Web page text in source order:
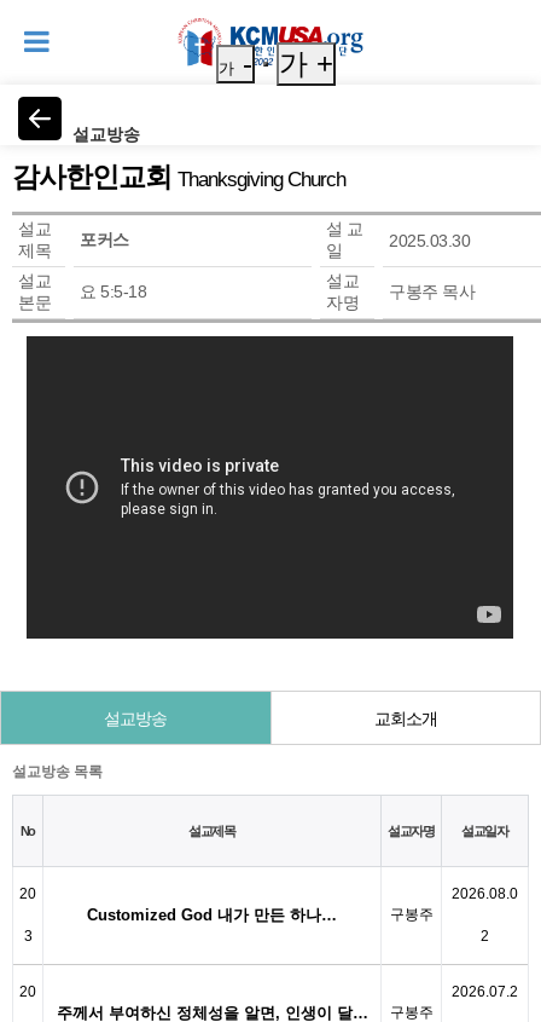
설교방송
가 - 가 +
감사한인교회 Thanksgiving Church
설교
제목
포커스
설 교
일
2025.03.30
설교
본문
요 5:5-18
설교
자명
구봉주 목사
설교방송 교회소개
설교방송 목록
No 설교제목 설교자명 설교일자
20
3
Customized God 내가 만든 하나… 구봉주
2026.08.0
2
20
주께서 부여하신 정체성을 알면, 인생이 달… 구봉주
2026.07.2